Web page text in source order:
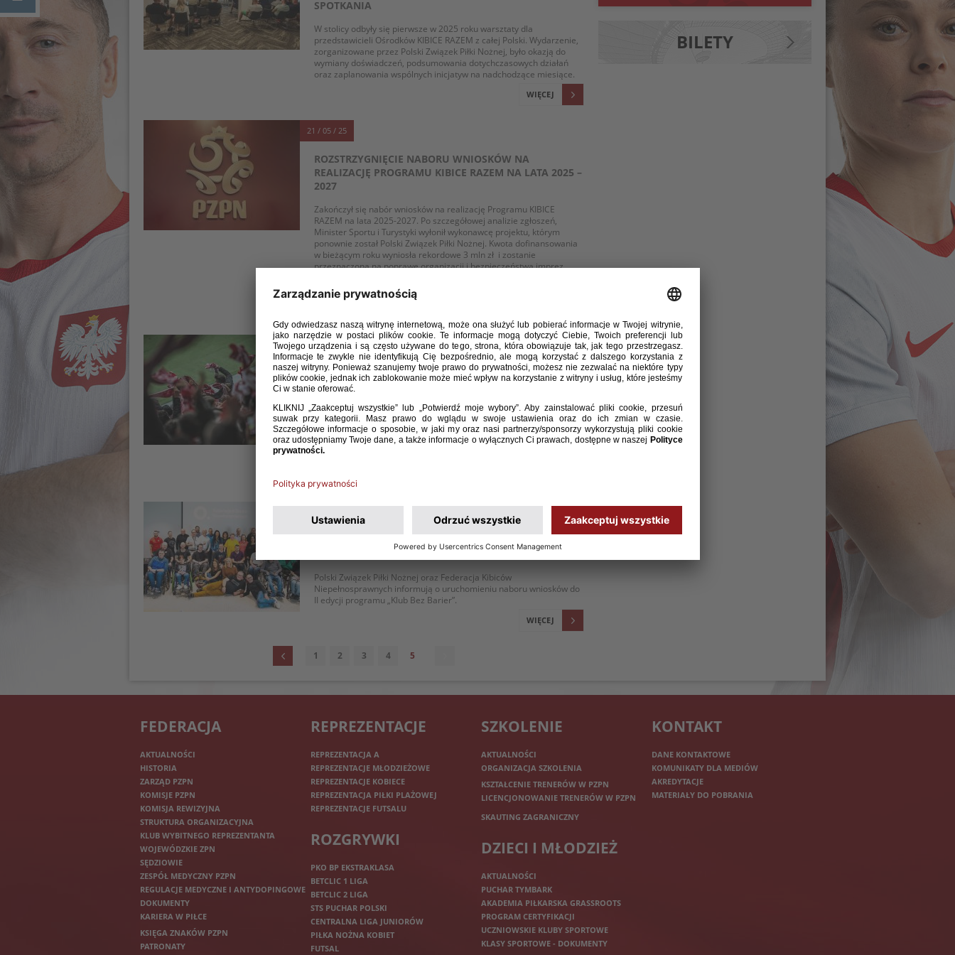
SPOTKANIA
W stolicy odbyły się pierwsze w 2025 roku warsztaty dla
przedstawicieli Ośrodków KIBICE RAZEM z całej Polski. Wydarzenie,
zorganizowane przez Polski Związek Piłki Nożnej, było okazją do
wymiany doświadczeń, podsumowania dotychczasowych działań
oraz zaplanowania wspólnych inicjatyw na nadchodzące miesiące.
WIĘCEJ
21 / 05 / 25
ROZSTRZYGNIĘCIE NABORU WNIOSKÓW NA
REALIZACJĘ PROGRAMU KIBICE RAZEM NA LATA 2025 –
2027
Zakończył się nabór wniosków na realizację Programu KIBICE
RAZEM na lata 2025-2027. Po szczegółowej analizie zgłoszeń,
Minister Sportu i Turystyki wyłonił wykonawcę projektu, którym
ponownie został Polski Związek Piłki Nożnej. Kwota dofinansowania
w bieżącym roku wyniosła rekordowe 3 mln zł i zostanie
przeznaczona na poprawę organizacji i bezpieczeństwa imprez
ze środowiskiem kibiców.
08 / 04 / 25
NABÓR WNIOSKÓW NA REALIZACJĘ PROGRAMU
KIBICE RAZEM NA LATA 2025-2027
Minister Sportu i Turystyki ogłasza nabór wniosków dotyczący
wyłonienia realizatora Programu Kibice Razem, dotyczącego
poprawy organizacji i bezpieczeństwa imprez sportowych w Polsce
poprzez budowę struktur dialogu i współpracy ze środowiskiem
kibiców na lata 2025-2027.
NABÓR WNIOSKÓW DO II EDYCJI PROGRAMU „KLUB
Polski Związek Piłki Nożnej oraz Federacja Kibiców
Niepełnosprawnych informują o uruchomieniu naboru wniosków do
II edycji programu „Klub Bez Barier”.
WIĘCEJ
1 2 3 4 5
BILETY
FEDERACJA
AKTUALNOŚCI
HISTORIA
ZARZĄD PZPN
KOMISJE PZPN
KOMISJA REWIZYJNA
STRUKTURA ORGANIZACYJNA
KLUB WYBITNEGO REPREZENTANTA
WOJEWÓDZKIE ZPN
SĘDZIOWIE
ZESPÓŁ MEDYCZNY PZPN
REGULACJE MEDYCZNE I ANTYDOPINGOWE
DOKUMENTY
KARIERA W PIŁCE
KSIĘGA ZNAKÓW PZPN
PATRONATY
REPREZENTACJE
REPREZENTACJA A
REPREZENTACJE MŁODZIEŻOWE
REPREZENTACJE KOBIECE
REPREZENTACJA PIŁKI PLAŻOWEJ
REPREZENTACJE FUTSALU
ROZGRYWKI
PKO BP EKSTRAKLASA
BETCLIC 1 LIGA
BETCLIC 2 LIGA
STS PUCHAR POLSKI
CENTRALNA LIGA JUNIORÓW
PIŁKA NOŻNA KOBIET
FUTSAL
SZKOLENIE
AKTUALNOŚCI
ORGANIZACJA SZKOLENIA
KSZTAŁCENIE TRENERÓW W PZPN
LICENCJONOWANIE TRENERÓW W PZPN
SKAUTING ZAGRANICZNY
DZIECI I MŁODZIEŻ
AKTUALNOŚCI
PUCHAR TYMBARK
AKADEMIA PIŁKARSKA GRASSROOTS
PROGRAM CERTYFIKACJI
UCZNIOWSKIE KLUBY SPORTOWE
KLASY SPORTOWE - DOKUMENTY
KONTAKT
DANE KONTAKTOWE
KOMUNIKATY DLA MEDIÓW
AKREDYTACJE
MATERIAŁY DO POBRANIA